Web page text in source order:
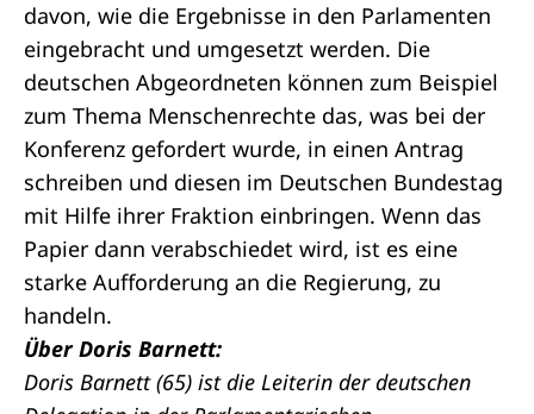
davon, wie die Ergebnisse in den Parlamenten
eingebracht und umgesetzt werden. Die
deutschen Abgeordneten können zum Beispiel
zum Thema Menschenrechte das, was bei der
Konferenz gefordert wurde, in einen Antrag
schreiben und diesen im Deutschen Bundestag
mit Hilfe ihrer Fraktion einbringen. Wenn das
Papier dann verabschiedet wird, ist es eine
starke Aufforderung an die Regierung, zu
handeln.
Über Doris Barnett:
Doris Barnett (65) ist die Leiterin der deutschen